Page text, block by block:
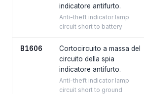
indicatore antifurto.
Anti-theft indicator lamp
circuit short to battery
B1606
Cortocircuito a massa del
circuito della spia
indicatore antifurto.
Anti-theft indicator lamp
circuit short to ground